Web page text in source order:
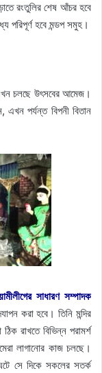
রংতুলির শেষ আঁচর হবে
পরিপূর্ণ হবে মন্ডপ সমুহ।
এখন চলছে উৎসবের আমেজ।
এখন পর্যন্ত বিপনী বিতান
সাধারণ সম্পাদক
করা হবে। তিনি মন্দির
রাখতে বিভিন্ন পরামর্শ
লাগানোর কাজ চলছে।
সে দিকে সকলের সতর্ক